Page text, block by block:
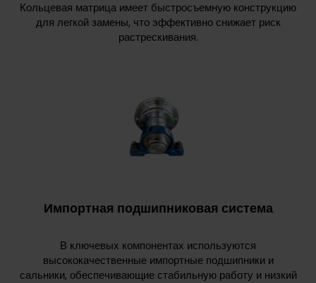
Кольцевая матрица имеет быстросъемную конструкцию
для легкой замены, что эффективно снижает риск
растрескивания.
Импортная подшипниковая система
В ключевых компонентах используются
высококачественные импортные подшипники и
сальники, обеспечивающие стабильную работу и низкий